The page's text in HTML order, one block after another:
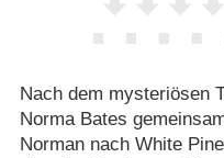
Nach dem mysteriösen
Norma Bates
Norman nach White